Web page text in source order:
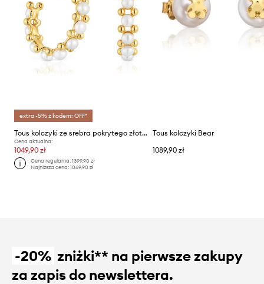
extra -5% z kodem: OFF*
Tous kolczyki ze srebra pokrytego złotem
Cena aktualna:
1049,90 zł
Cena regularna:1399,90 zł
Najniższa cena:1069,90 zł
Tous kolczyki Bear
1089,90 zł
-20% zniżki** na pierwsze zakupy
za zapis do newslettera.